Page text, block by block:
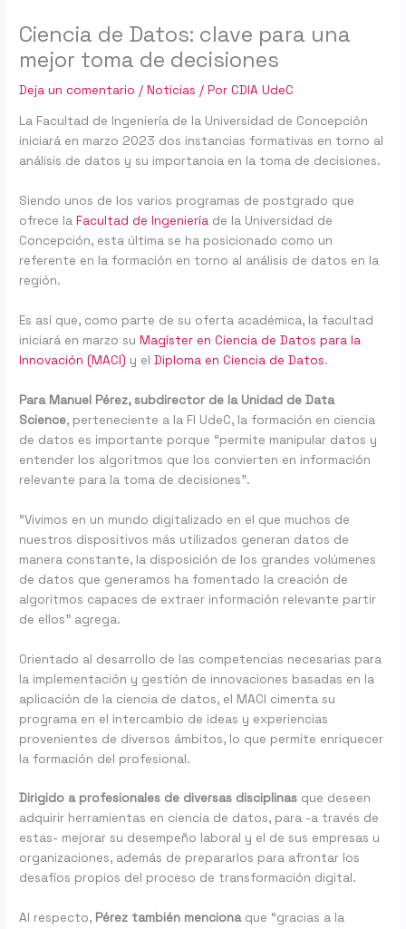
Ciencia de Datos: clave para una
mejor toma de decisiones
Deja un comentario /Noticias / PorCDIA UdeC
La Facultad de Ingeniería de la Universidad de Concepción
iniciará en marzo 2023 dos instancias formativas en torno al
análisis de datos y su importancia en la toma de decisiones.
Siendo unos de los varios programas de postgrado que
ofrece laFacultad de Ingeniería de la Universidad de
Concepción, esta última se ha posicionado como un
referente en la formación en torno al análisis de datos en la
región.
Es así que, como parte de su oferta académica, la facultad
iniciará en marzo suMagíster en Ciencia de Datos para la
Innovación (MACI) y elDiploma en Ciencia de Datos.
Para Manuel Pérez, subdirector de la Unidad de Data
Science, perteneciente a la FI UdeC, la formación en ciencia
de datos es importante porque “permite manipular datos y
entender los algoritmos que los convierten en información
relevante para la toma de decisiones”.
“Vivimos en un mundo digitalizado en el que muchos de
nuestros dispositivos más utilizados generan datos de
manera constante, la disposición de los grandes volúmenes
de datos que generamos ha fomentado la creación de
algoritmos capaces de extraer información relevante partir
de ellos” agrega.
Orientado al desarrollo de las competencias necesarias para
la implementación y gestión de innovaciones basadas en la
aplicación de la ciencia de datos, el MACI cimenta su
programa en el intercambio de ideas y experiencias
provenientes de diversos ámbitos, lo que permite enriquecer
la formación del profesional.
Dirigido a profesionales de diversas disciplinas que deseen
adquirir herramientas en ciencia de datos, para -a través de
estas- mejorar su desempeño laboral y el de sus empresas u
organizaciones, además de prepararlos para afrontar los
desafíos propios del proceso de transformación digital.
Al respecto, Pérez también mencionaque “gracias a la